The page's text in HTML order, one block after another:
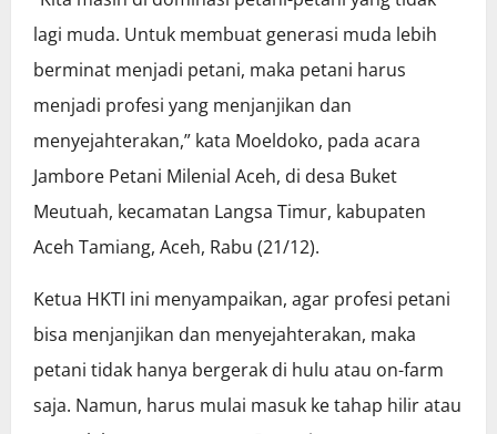
lagi muda. Untuk membuat generasi muda lebih
berminat menjadi petani, maka petani harus
menjadi profesi yang menjanjikan dan
menyejahterakan,” kata Moeldoko, pada acara
Jambore Petani Milenial Aceh, di desa Buket
Meutuah, kecamatan Langsa Timur, kabupaten
Aceh Tamiang, Aceh, Rabu (21/12).
Ketua HKTI ini menyampaikan, agar profesi petani
bisa menjanjikan dan menyejahterakan, maka
petani tidak hanya bergerak di hulu atau on-farm
saja. Namun, harus mulai masuk ke tahap hilir atau